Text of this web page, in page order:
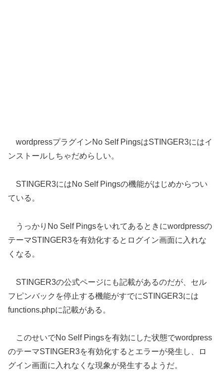
wordpressプラグインNo Self PingsはSTINGER3にはイ
ンストールしちゃだめらしい。
STINGER3にはNo Self Pingsの機能がはじめからつい
ている。
うっかりNo Self Pingsをいれてあるときにwordpressの
テーマSTINGER3を有効化するとログイン画面に入れな
くなる。
STINGER3の公式ページにも記載があるのだが、セル
フピンバックを停止する機能がすでにSTINGER3には
functions.phpに記載がある。
このせいでNo Self Pingsを有効にした状態でwordpress
のテーマSTINGER3を有効化するとエラーが発生し、ロ
グイン画面に入れなくな現象が発生するようだ。